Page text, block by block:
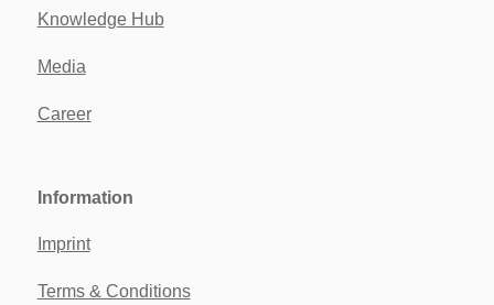
Knowledge Hub
Media
Career
Information
Imprint
Terms & Conditions